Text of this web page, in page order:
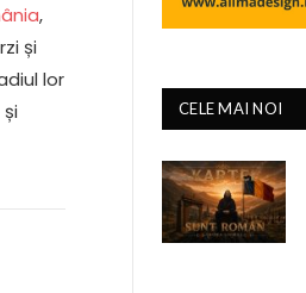
,
și
lor
CELE MAI NOI